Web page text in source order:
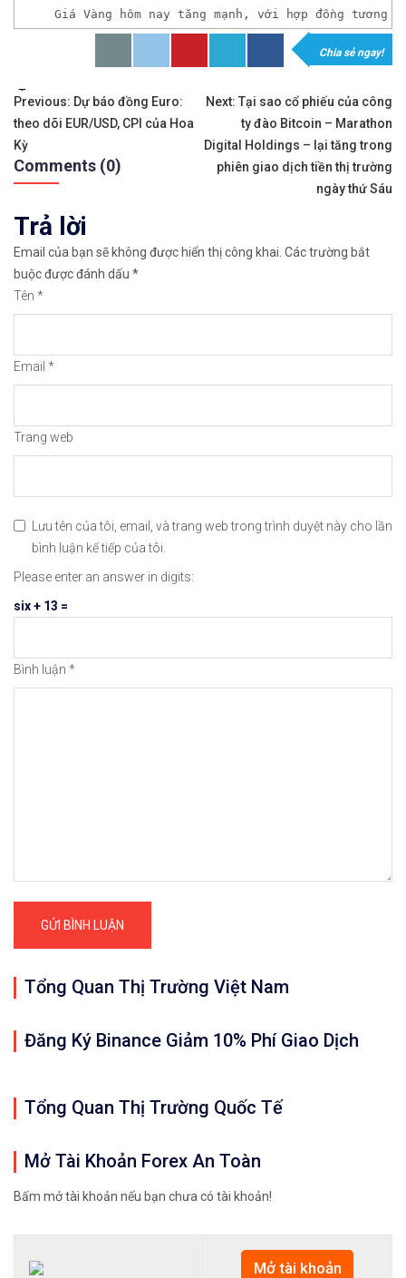
Giá Vàng hôm nay tăng mạnh, với hợp đồng
𝘟𝘦𝘮 𝘤𝘩𝘪 𝘵𝘪ế𝘵: https://chungkhoanforex.com/thi-
✨🏆𝐆𝐢𝐚𝐨 𝐝ị𝐜𝐡 𝐕à𝐧𝐠 𝐯ớ𝐢 𝐂𝐡ê𝐧𝐡 𝐋ệ𝐜𝐡 𝐜ự𝐜 𝐭𝐡ấ𝐩, 𝐓𝐡𝐚𝐧𝐡
✅𝘔ở 𝘵à𝘪 𝘬𝘩𝘰ả𝘯 𝘵𝘳ê𝘯 𝘴à𝘯 𝘌𝘹𝘯𝘦𝘴𝘴 𝘜𝘺 𝘛í𝘯 𝘷à 𝘱𝘩ù
✅𝘔ở 𝘵à𝘪 𝘬𝘩𝘰ả𝘯 𝘵𝘳ê𝘯 𝘴à𝘯 𝘐𝘊𝘔𝘢𝘳𝘬𝘦𝘵𝘴 𝘯ổ𝘪 𝘵𝘪ế𝘯𝘨
🔗https://chungkhoanforex.com/thi-truong-
😘Cảm ơn bạn đã xem thông tin😘🍀🤗Chúc bạn
Chia sẻ ngay!
Tags:
Điều
hướng
bài
viết
Previous: Dự báo đồng Euro:
theo dõi EUR/USD, CPI của Hoa
Kỳ
Next: Tại sao cổ phiếu của công
ty đào Bitcoin – Marathon
Digital Holdings – lại tăng trong
phiên giao dịch tiền thị trường
ngày thứ Sáu
Comments (0)
Trả lời
Email của bạn sẽ không được hiển thị công khai. Các trường bắt
buộc được đánh dấu *
Tên *
Email *
Trang web
Lưu tên của tôi, email, và trang web trong trình duyệt này cho lần
bình luận kế tiếp của tôi.
Please enter an answer in digits:
six + 13 =
Bình luận *
Tổng Quan Thị Trường Việt Nam
Đăng Ký Binance Giảm 10% Phí Giao Dịch
Tổng Quan Thị Trường Quốc Tế
Mở Tài Khoản Forex An Toàn
Bấm mở tài khoản nếu bạn chưa có tài khoản!
Mở tài khoản